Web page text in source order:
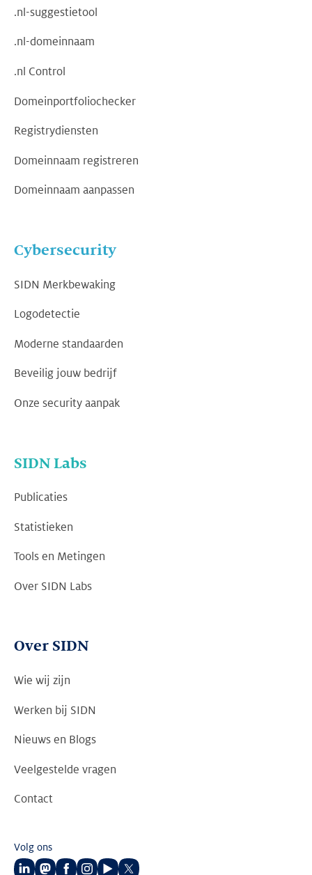
.nl-suggestietool
.nl-domeinnaam
.nl Control
Domeinportfoliochecker
Registrydiensten
Domeinnaam registreren
Domeinnaam aanpassen
Cybersecurity
SIDN Merkbewaking
Logodetectie
Moderne standaarden
Beveilig jouw bedrijf
Onze security aanpak
SIDN Labs
Publicaties
Statistieken
Tools en Metingen
Over SIDN Labs
Over SIDN
Wie wij zijn
Werken bij SIDN
Nieuws en Blogs
Veelgestelde vragen
Contact
Volg ons